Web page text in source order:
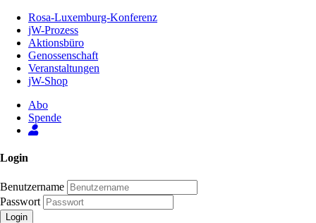
Inhalt
Seite
Rosa-Luxemburg-Konferenz
jW-Prozess
Aktionsbüro
Genossenschaft
Veranstaltungen
jW-Shop
Abo
Spende
Login
Benutzername
Passwort
Login